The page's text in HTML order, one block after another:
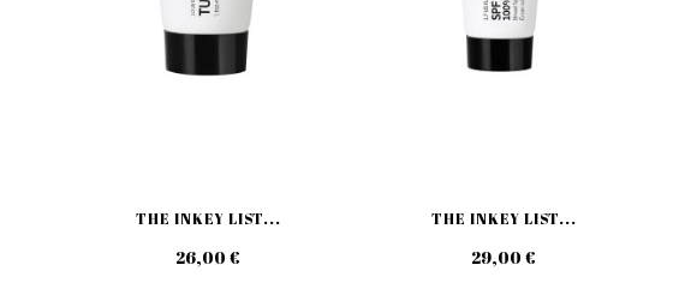
THE INKEY LIST...
26,00 €
THE INKEY LIST...
29,00 €